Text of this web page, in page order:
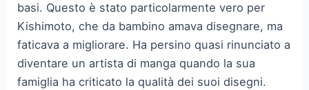
basi. Questo è stato particolarmente vero per
Kishimoto, che da bambino amava disegnare, ma
faticava a migliorare. Ha persino quasi rinunciato a
diventare un artista di manga quando la sua
famiglia ha criticato la qualità dei suoi disegni.